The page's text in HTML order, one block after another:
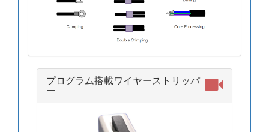
プログラム搭載ワイヤーストリッパ
ー